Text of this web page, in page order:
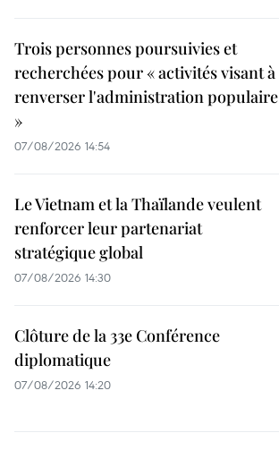
Trois personnes poursuivies et
recherchées pour « activités visant à
renverser l'administration populaire
»
07/08/2026 14:54
Le Vietnam et la Thaïlande veulent
renforcer leur partenariat
stratégique global
07/08/2026 14:30
Clôture de la 33e Conférence
diplomatique
07/08/2026 14:20